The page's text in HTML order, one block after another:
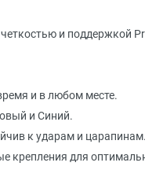
и поддержкой
и в любом месте.
и Синий.
к ударам и царапинам.
крепления для